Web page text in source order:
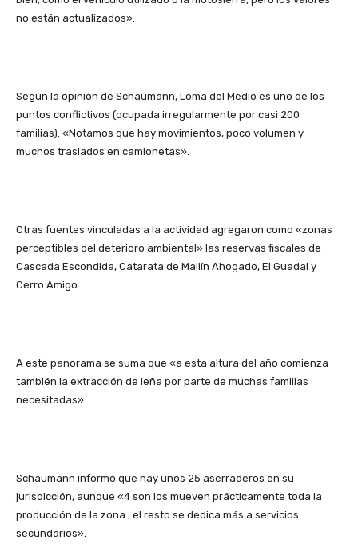
no están actualizados».
Según la opinión de Schaumann, Loma del Medio es uno de los
puntos conflictivos (ocupada irregularmente por casi 200
familias). «Notamos que hay movimientos, poco volumen y
muchos traslados en camionetas».
Otras fuentes vinculadas a la actividad agregaron como «zonas
perceptibles del deterioro ambiental» las reservas fiscales de
Cascada Escondida, Catarata de Mallín Ahogado, El Guadal y
Cerro Amigo.
A este panorama se suma que «a esta altura del año comienza
también la extracción de leña por parte de muchas familias
necesitadas».
Schaumann informó que hay unos 25 aserraderos en su
jurisdicción, aunque «4 son los mueven prácticamente toda la
producción de la zona ; el resto se dedica más a servicios
secundarios».